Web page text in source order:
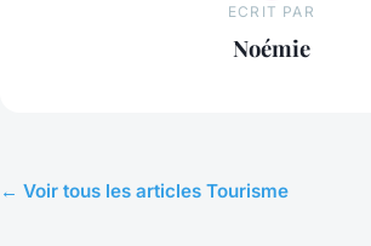
ECRIT PAR
Noémie
← Voir tous les articles Tourisme